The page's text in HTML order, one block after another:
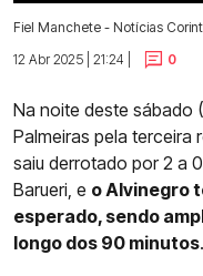
Fiel Manchete - Notícias
12 Abr 2025 | 21:24 |
0
Na noite deste sábado
Palmeiras pela terceira
saiu derrotado por 2 a
Barueri, e o Alvinegro
esperado, sendo
longo dos 90 minutos.